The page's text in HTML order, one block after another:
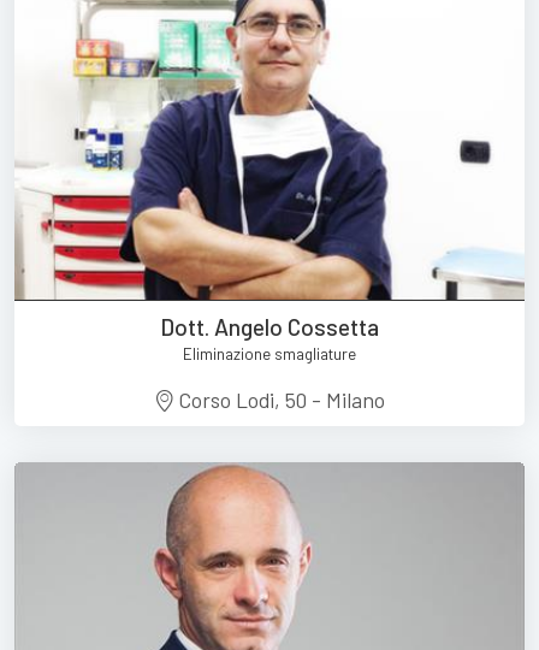
Dott. Angelo Cossetta
Eliminazione smagliature
Corso Lodi, 50 - Milano